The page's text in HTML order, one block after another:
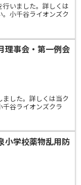
行いました。詳しくは
小千谷ライオンズク
事会・第一例会
ました。詳しくは当ク
谷ライオンズクラ
小学校薬物乱用防